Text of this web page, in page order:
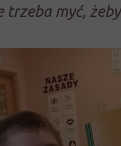
trzeba myć,